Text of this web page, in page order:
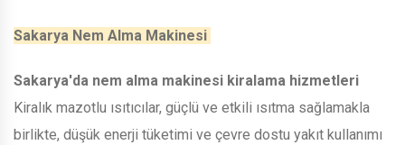
Sakarya Nem Alma Makinesi
Sakarya'da nem alma makinesi kiralama hizmetleri
Kiralık mazotlu ısıtıcılar, güçlü ve etkili ısıtma sağlamakla
birlikte, düşük enerji tüketimi ve çevre dostu yakıt kullanımı